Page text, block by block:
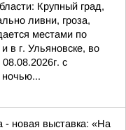
Крупный град,
ливни, гроза,
местами по
в г. Ульяновске, во
с
ночью...
новая выставка: «На